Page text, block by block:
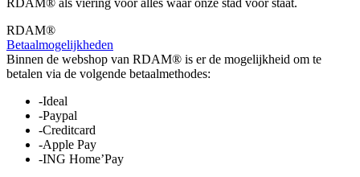
RDAM® als viering voor alles waar onze stad voor staat.
RDAM®
Betaalmogelijkheden
Binnen de webshop van RDAM® is er de mogelijkheid om te
betalen via de volgende betaalmethodes:
-Ideal
-Paypal
-Creditcard
-Apple Pay
-ING Home’Pay